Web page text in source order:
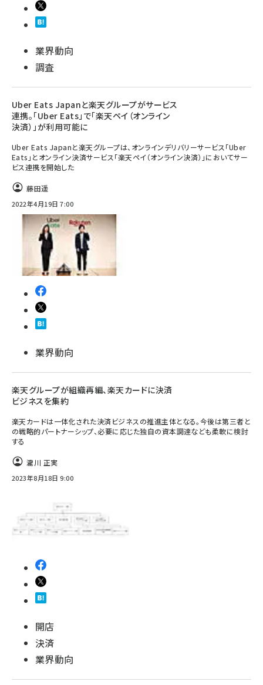
業界動向
調査
Uber Eats Japanと楽天グループがサービス
連携。「Uber Eats」で「楽天ペイ（オンライン
決済）」が利用可能に
Uber Eats Japanと楽天グループは、オンラインデリバリーサービス「Uber
Eats」とオンライン決済サービス「楽天ペイ（オンライン決済）」においてサー
ビス連携を開始した
藤田遥
2022年4月19日 7:00
業界動向
楽天グループが組織再編、楽天カードに決済
ビジネスを集約
楽天カードは一体化された決済ビジネスの推進主体となる。今後は第三者と
の戦略的パートナーシップ、必要に応じた独自の資本調達なども柔軟に検討
する
瀧川 正実
2023年8月18日 9:00
開店
決済
業界動向